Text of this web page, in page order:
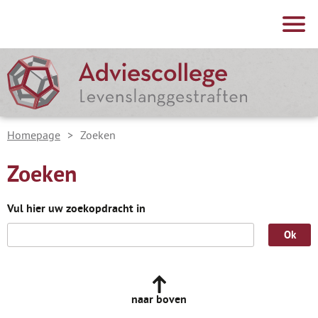
Over het Adviescollege
Samenstelling
Taken en werkwijze
Contact
Homepage > Zoeken
Zoeken
Vul hier uw zoekopdracht in
naar boven